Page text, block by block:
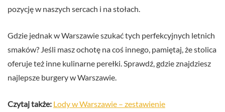
pozycję w naszych sercach i na stołach.
Gdzie jednak w Warszawie szukać tych perfekcyjnych letnich
smaków? Jeśli masz ochotę na coś innego, pamiętaj, że stolica
oferuje też inne kulinarne perełki. Sprawdź, gdzie znajdziesz
najlepsze burgery w Warszawie.
Czytaj także: Lody w Warszawie – zestawienie